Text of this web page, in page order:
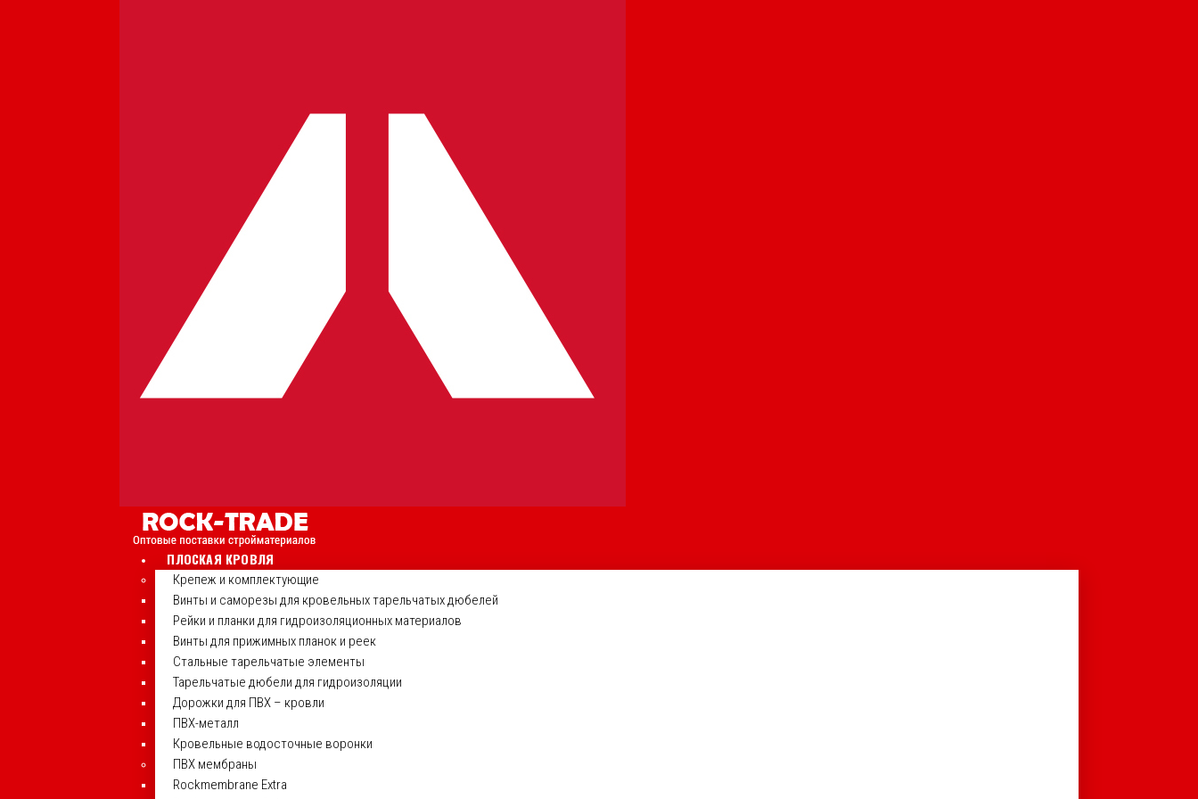
ПЛОСКАЯ КРОВЛЯ
Крепеж и комплектующие
Винты и саморезы для кровельных тарельчатых дюбелей
Рейки и планки для гидроизоляционных материалов
Винты для прижимных планок и реек
Стальные тарельчатые элементы
Тарельчатые дюбели для гидроизоляции
Дорожки для ПВХ – кровли
ПВХ-металл
Кровельные водосточные воронки
ПВХ мембраны
Rockmembrane Extra